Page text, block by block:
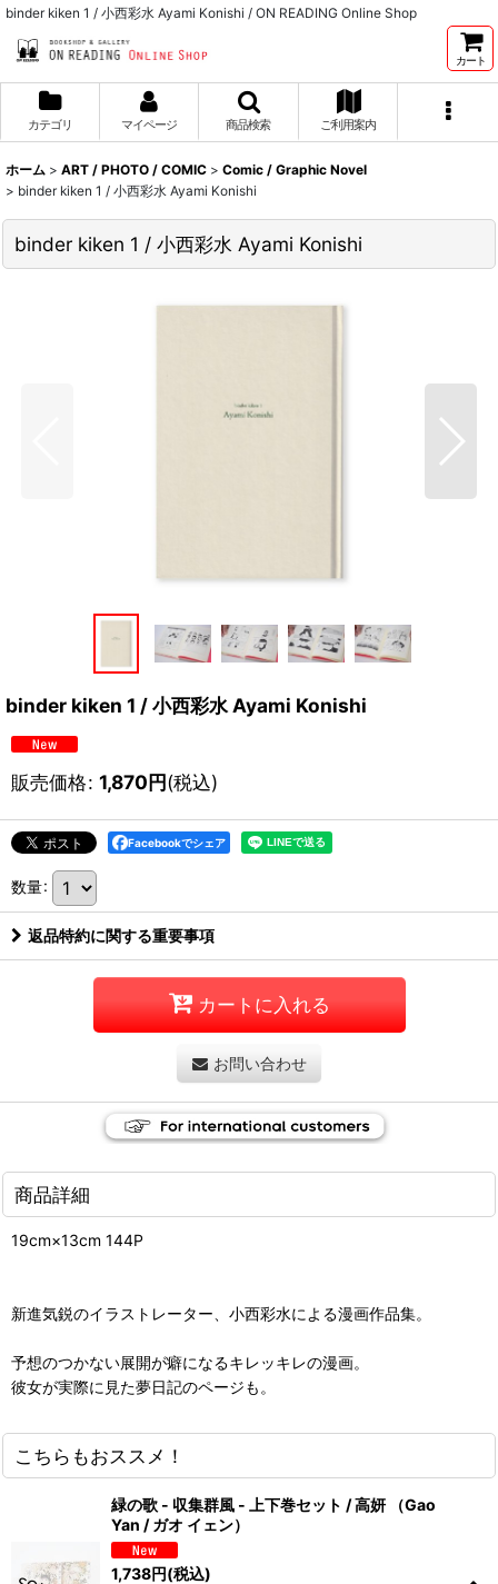
binder kiken 1 / 小西彩水 Ayami Konishi / ON READING Online Shop
カート
カテゴリ マイページ 商品検索 ご利用案内
ホーム > ART / PHOTO / COMIC > Comic / Graphic Novel
> binder kiken 1 / 小西彩水 Ayami Konishi
binder kiken 1 / 小西彩水 Ayami Konishi
binder kiken 1 / 小西彩水 Ayami Konishi
販売価格: 1,870円(税込)
Facebookでシェア
数量:
返品特約に関する重要事項
カートに入れる
お問い合わせ
商品詳細
19cm×13cm 144P
新進気鋭のイラストレーター、小西彩水による漫画作品集。
予想のつかない展開が癖になるキレッキレの漫画。
彼女が実際に見た夢日記のページも。
こちらもおススメ！
緑の歌 - 収集群風 - 上下巻セット / 高妍 （Gao
Yan / ガオ イェン）
1,738円(税込)